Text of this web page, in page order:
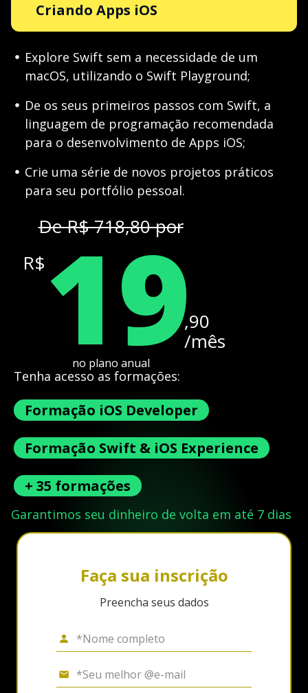
Criando Apps iOS
Explore Swift sem a necessidade de um
macOS, utilizando o Swift Playground;
De os seus primeiros passos com Swift, a
linguagem de programação recomendada
para o desenvolvimento de Apps iOS;
Crie uma série de novos projetos práticos
para seu portfólio pessoal.
De R$ 718,80 por
R$ 19,90
/mês
no plano anual
Tenha acesso as formações:
Formação iOS Developer
Formação Swift & iOS Experience
+ 35 formações
Garantimos seu dinheiro de volta em até 7 dias
Faça sua inscrição
Preencha seus dados